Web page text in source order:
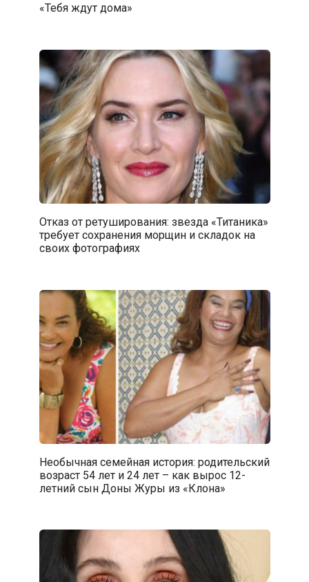
«Тебя ждут дома»
Отказ от ретуширования: звезда «Титаника»
требует сохранения морщин и складок на
своих фотографиях
Необычная семейная история: родительский
возраст 54 лет и 24 лет – как вырос 12-
летний сын Доны Журы из «Клона»